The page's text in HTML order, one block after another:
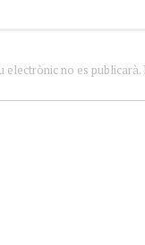
electrònic no es